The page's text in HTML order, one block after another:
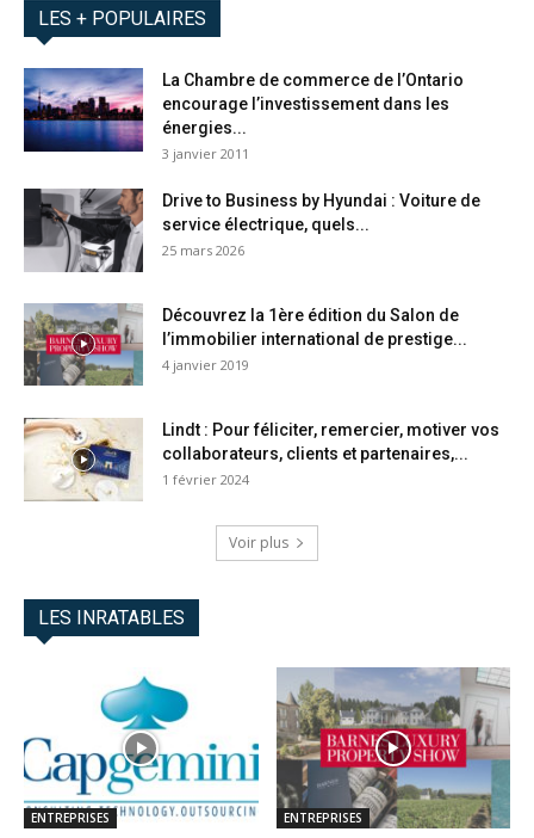
LES + POPULAIRES
La Chambre de commerce de l’Ontario
encourage l’investissement dans les
énergies...
3 janvier 2011
Drive to Business by Hyundai : Voiture de
service électrique, quels...
25 mars 2026
Découvrez la 1ère édition du Salon de
l’immobilier international de prestige...
4 janvier 2019
Lindt : Pour féliciter, remercier, motiver vos
collaborateurs, clients et partenaires,...
1 février 2024
Voir plus
LES INRATABLES
ENTREPRISES ENTREPRISES